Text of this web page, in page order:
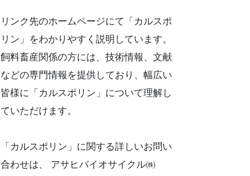
リンク先のホームページにて「カルスポ
リン」をわかりやすく説明しています。
飼料畜産関係の方には、技術情報、文献
などの専門情報を提供しており、幅広い
皆様に「カルスポリン」について理解し
ていただけます。
「カルスポリン」に関する詳しいお問い
合わせは、 アサヒバイオサイクル㈱